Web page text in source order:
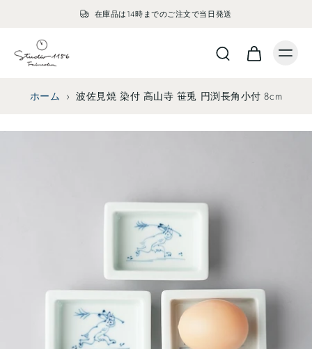
在庫品は14時までのご注文で当日発送
ホーム › 波佐見焼 染付 高山寺 笹兎 円渕長角小付 8cm